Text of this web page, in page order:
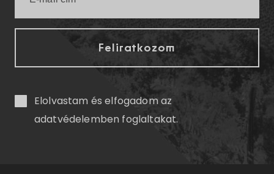
Elolvastam és elfogadom az
adatvédelemben foglaltakat.